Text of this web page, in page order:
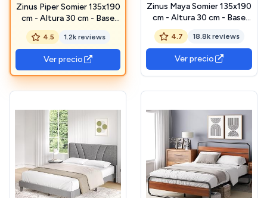
Zinus Piper Somier 135x190
cm - Altura 30 cm - Base
Cama Matrimonio Tapizada
con Cabecero - Láminas de
Madera - Montaje Fácil-
Blanco Roto
4.5 1.2k reviews
Ver precio
Zinus Maya Somier 135x190
cm - Altura 30 cm - Base
Cama Matrimonio Tapizada
con Cabecero - Láminas de
Madera - Montaje Fácil-
Gris Oscuro
4.7 18.8k reviews
Ver precio